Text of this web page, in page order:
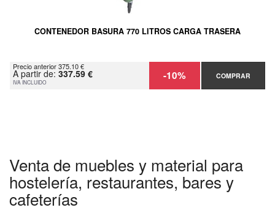
CONTENEDOR BASURA 770 LITROS CARGA TRASERA
Precio anterior 375.10 €
A partir de: 337.59 €
IVA INCLUIDO -10% COMPRAR
Venta de muebles y material para
hostelería, restaurantes, bares y
cafeterías